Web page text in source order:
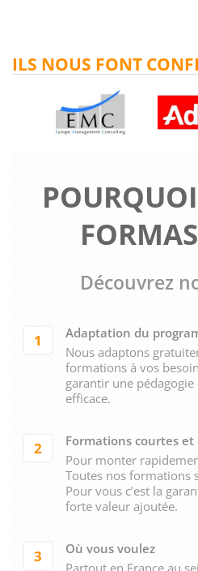
Découvrez
1
Adaptation du
Nous adaptons
formations à vos
garantir une
efficace.
2
Formations courtes et
Pour monter
Toutes nos formations
Pour vous c’est la
forte valeur ajoutée.
3
Où vous voulez
Partout en France au
ILS NOUS FONT